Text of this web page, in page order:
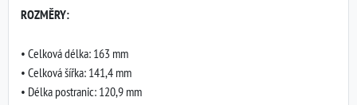
ROZMĚRY:
• Celková délka: 163 mm
• Celková šířka: 141,4 mm
• Délka postranic: 120,9 mm